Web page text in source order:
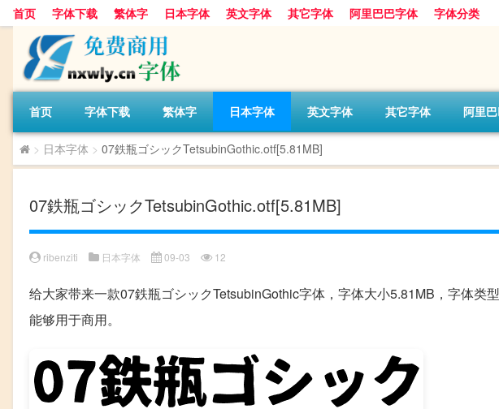
首页 字体下载 繁体字 日本字体 英文字体 其它字体 阿里巴巴字体 字体分类
首页 字体下载 繁体字 日本字体 英文字体 其它字体 阿里
> 日本字体 > 07鉄瓶ゴシックTetsubinGothic.otf[5.81MB]
07鉄瓶ゴシックTetsubinGothic.otf[5.81MB]
ribenziti 日本字体 09-03 12
给大家带来一款07鉄瓶ゴシックTetsubinGothic字体，字体大小5.81MB，字体类
能够用于商用。